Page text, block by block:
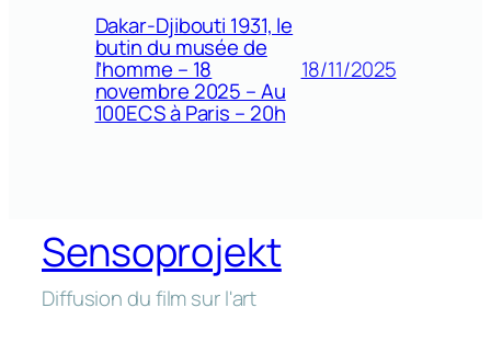
Dakar-Djibouti 1931, le
butin du musée de
l’homme – 18
novembre 2025 – Au
100ECS à Paris – 20h
18/11/2025
Sensoprojekt
Diffusion du film sur l'art